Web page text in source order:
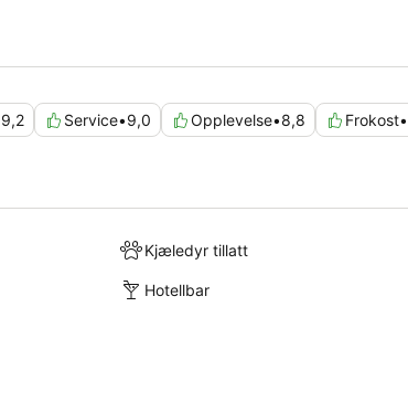
9,2 Service•9,0 Opplevelse•8,8 Frokost•
Kjæledyr tillatt
Hotellbar